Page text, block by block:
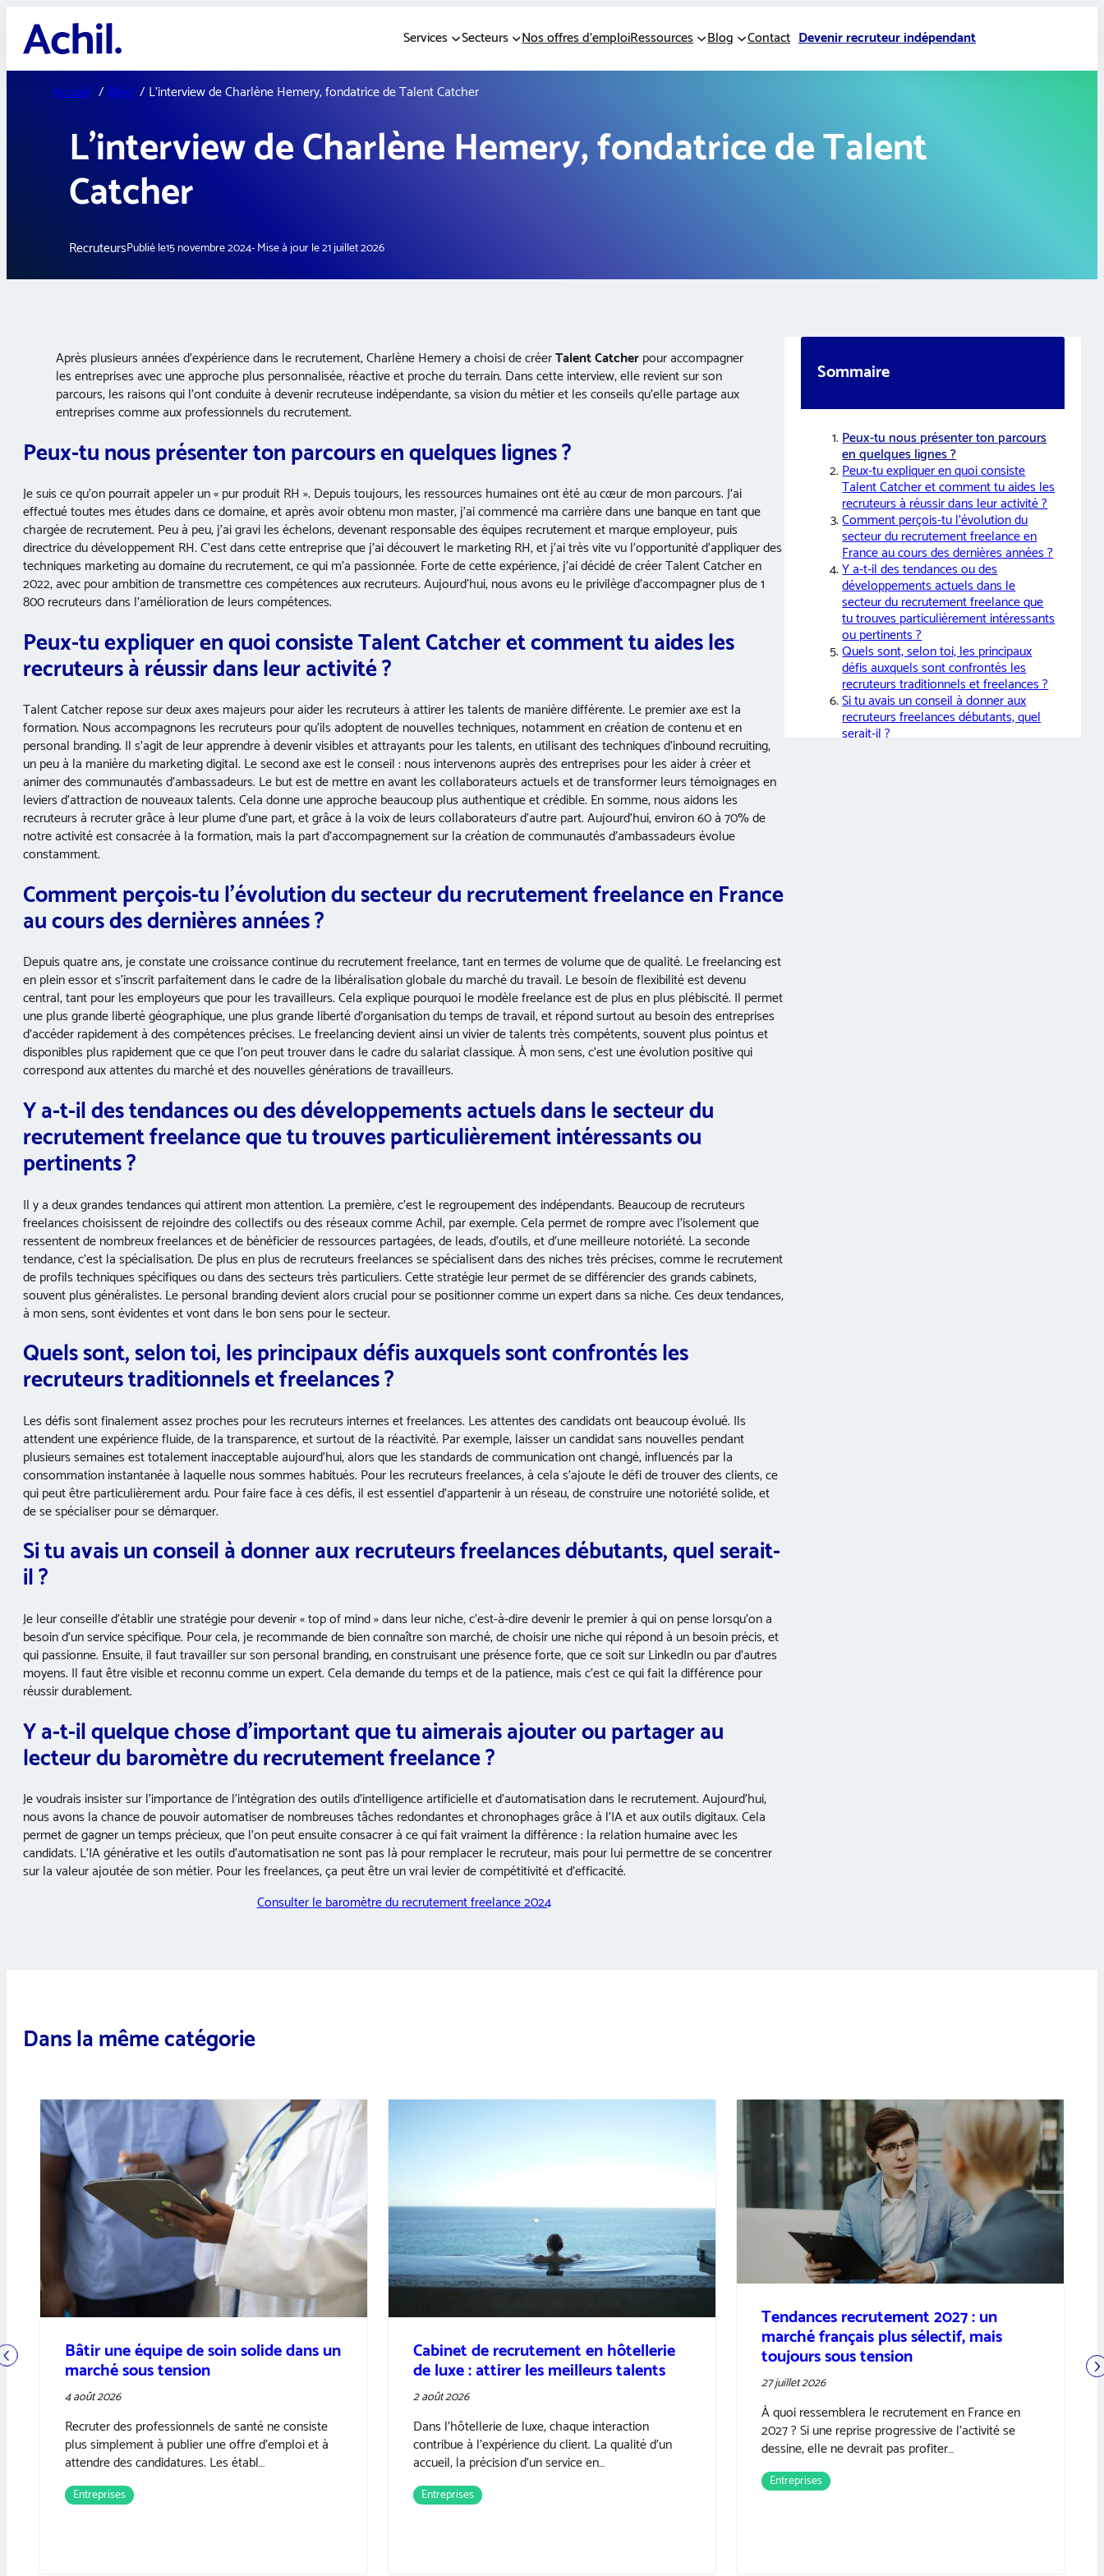
contenu
Services Secteurs Nos offres d’emploiRessources Blog Contact Devenir recruteur indépendant
Accueil Blog L’interview de Charlène Hemery, fondatrice de Talent Catcher
L’interview de Charlène Hemery, fondatrice de Talent
Catcher
RecruteursPublié le15 novembre 2024 21 juillet 2026
Après plusieurs années d’expérience dans le recrutement, Charlène Hemery a choisi de créerTalent Catcherpour accompagner
les entreprises avec une approche plus personnalisée, réactive et proche du terrain. Dans cette interview, elle revient sur son
parcours, les raisons qui l’ont conduite à devenir recruteuse indépendante, sa vision du métier et les conseils qu’elle partage aux
entreprises comme aux professionnels du recrutement.
Peux-tu nous présenter ton parcours en quelques lignes?
Je suis ce qu’on pourrait appeler un « pur produit RH ». Depuis toujours, les ressources humaines ont été au cœur de mon parcours. J’ai
effectué toutes mes études dans ce domaine, et après avoir obtenu mon master, j’ai commencé ma carrière dans une banque en tant que
chargée de recrutement. Peu à peu, j’ai gravi les échelons, devenant responsable des équipes recrutement et marque employeur, puis
directrice du développement RH. C’est dans cette entreprise que j’ai découvert le marketing RH, et j’ai très vite vu l’opportunité d’appliquer des
techniques marketing au domaine du recrutement, ce qui m’a passionnée. Forte de cette expérience, j’ai décidé de créer Talent Catcher en
2022, avec pour ambition de transmettre ces compétences aux recruteurs. Aujourd’hui, nous avons eu le privilège d’accompagner plus de 1
800 recruteurs dans l’amélioration de leurs compétences.
Peux-tu expliquer en quoi consiste Talent Catcher et comment tu aides les
recruteurs à réussir dans leur activité ?
Talent Catcher repose sur deux axes majeurs pour aider les recruteurs à attirer les talents de manière différente. Le premier axe est la
formation. Nous accompagnons les recruteurs pour qu’ils adoptent de nouvelles techniques, notamment en création de contenu et en
personal branding. Il s’agit de leur apprendre à devenir visibles et attrayants pour les talents, en utilisant des techniques d’inbound recruiting,
un peu à la manière du marketing digital. Le second axe est le conseil : nous intervenons auprès des entreprises pour les aider à créer et
animer des communautés d’ambassadeurs. Le but est de mettre en avant les collaborateurs actuels et de transformer leurs témoignages en
leviers d’attraction de nouveaux talents. Cela donne une approche beaucoup plus authentique et crédible. En somme, nous aidons les
recruteurs à recruter grâce à leur plume d’une part, et grâce à la voix de leurs collaborateurs d’autre part. Aujourd’hui, environ 60 à 70% de
notre activité est consacrée à la formation, mais la part d’accompagnement sur la création de communautés d’ambassadeurs évolue
constamment.
Comment perçois-tu l’évolution du secteur du recrutement freelance en France
au cours des dernières années ?
Depuis quatre ans, je constate une croissance continue du recrutement freelance, tant en termes de volume que de qualité. Le freelancing est
en plein essor et s’inscrit parfaitement dans le cadre de la libéralisation globale du marché du travail. Le besoin de flexibilité est devenu
central, tant pour les employeurs que pour les travailleurs. Cela explique pourquoi le modèle freelance est de plus en plus plébiscité. Il permet
une plus grande liberté géographique, une plus grande liberté d’organisation du temps de travail, et répond surtout au besoin des entreprises
d’accéder rapidement à des compétences précises. Le freelancing devient ainsi un vivier de talents très compétents, souvent plus pointus et
disponibles plus rapidement que ce que l’on peut trouver dans le cadre du salariat classique. À mon sens, c’est une évolution positive qui
correspond aux attentes du marché et des nouvelles générations de travailleurs.
Y a-t-il des tendances ou des développements actuels dans le secteur du
recrutement freelance que tu trouves particulièrement intéressants ou
pertinents ?
Il y a deux grandes tendances qui attirent mon attention. La première, c’est le regroupement des indépendants. Beaucoup de recruteurs
freelances choisissent de rejoindre des collectifs ou des réseaux comme Achil, par exemple. Cela permet de rompre avec l’isolement que
ressentent de nombreux freelances et de bénéficier de ressources partagées, de leads, d’outils, et d’une meilleure notoriété. La seconde
tendance, c’est la spécialisation. De plus en plus de recruteurs freelances se spécialisent dans des niches très précises, comme le recrutement
de profils techniques spécifiques ou dans des secteurs très particuliers. Cette stratégie leur permet de se différencier des grands cabinets,
souvent plus généralistes. Le personal branding devient alors crucial pour se positionner comme un expert dans sa niche. Ces deux tendances,
à mon sens, sont évidentes et vont dans le bon sens pour le secteur.
Quels sont, selon toi, les principaux défis auxquels sont confrontés les
recruteurs traditionnels et freelances ?
Les défis sont finalement assez proches pour les recruteurs internes et freelances. Les attentes des candidats ont beaucoup évolué. Ils
attendent une expérience fluide, de la transparence, et surtout de la réactivité. Par exemple, laisser un candidat sans nouvelles pendant
plusieurs semaines est totalement inacceptable aujourd’hui, alors que les standards de communication ont changé, influencés par la
consommation instantanée à laquelle nous sommes habitués. Pour les recruteurs freelances, à cela s’ajoute le défi de trouver des clients, ce
qui peut être particulièrement ardu. Pour faire face à ces défis, il est essentiel d’appartenir à un réseau, de construire une notoriété solide, et
de se spécialiser pour se démarquer.
Si tu avais un conseil à donner aux recruteurs freelances débutants, quel serait-
il ?
Je leur conseille d’établir une stratégie pour devenir « top of mind » dans leur niche, c’est-à-dire devenir le premier à qui on pense lorsqu’on a
besoin d’un service spécifique. Pour cela, je recommande de bien connaître son marché, de choisir une niche qui répond à un besoin précis, et
qui passionne. Ensuite, il faut travailler sur son personal branding, en construisant une présence forte, que ce soit sur LinkedIn ou par d’autres
moyens. Il faut être visible et reconnu comme un expert. Cela demande du temps et de la patience, mais c’est ce qui fait la différence pour
réussir durablement.
Y a-t-il quelque chose d’important que tu aimerais ajouter ou partager au
lecteur du baromètre du recrutement freelance ?
Je voudrais insister sur l’importance de l’intégration des outils d’intelligence artificielle et d’automatisation dans le recrutement. Aujourd’hui,
nous avons la chance de pouvoir automatiser de nombreuses tâches redondantes et chronophages grâce à l’IA et aux outils digitaux. Cela
permet de gagner un temps précieux, que l’on peut ensuite consacrer à ce qui fait vraiment la différence : la relation humaine avec les
candidats. L’IA générative et les outils d’automatisation ne sont pas là pour remplacer le recruteur, mais pour lui permettre de se concentrer
sur la valeur ajoutée de son métier. Pour les freelances, ça peut être un vrai levier de compétitivité et d’efficacité.
Consulter le baromètre du recrutement freelance 2024
Sommaire
Peux-tu nous présenter ton parcours
en quelques lignes ?
Peux-tu expliquer en quoi consiste
Talent Catcher et comment tu aides les
recruteurs à réussir dans leur activité ?
Comment perçois-tu l’évolution du
secteur du recrutement freelance en
France au cours des dernières années ?
Y a-t-il des tendances ou des
développements actuels dans le
secteur du recrutement freelance que
tu trouves particulièrement intéressants
ou pertinents ?
Quels sont, selon toi, les principaux
défis auxquels sont confrontés les
recruteurs traditionnels et freelances ?
Si tu avais un conseil à donner aux
recruteurs freelances débutants, quel
serait-il ?
Dans la même catégorie
Recrutement en usine : métiers en
tension et attractivité
26 juillet 2026
Le recrutement en usine reste un défi majeur pour
de nombreux industriels. Derrière l’expression
générale de « pénurie de main-d’œuvre …
Entreprises
Les 8 situations où la chasse de tête de
dirigeants devient indispensable
24 juillet 2026
Pendant longtemps, recruter un dirigeant suivait un
schéma relativement simple. Une entreprise
diffusait une annonce, recevait plusieur…
[Cas client] Recrutement d’un
directeur commercial pour Mulot &
Petitjean
22 juillet 2026
Recruter un directeur commercial ne consiste pas
uniquement à trouver un excellent vendeur.
Lorsque ce recrutement doit accompagner une…
Actualité Achil